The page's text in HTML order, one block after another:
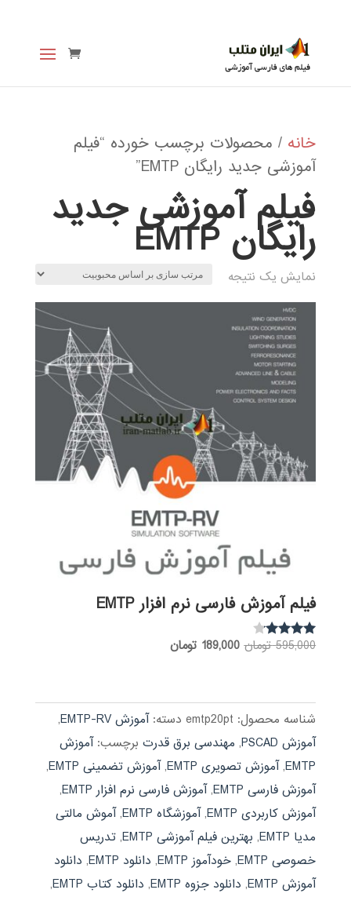
خانه / محصولات برچسب خورده “فیلم
آموزشی جدید رایگان EMTP”
فیلم آموزشی جدید
رایگان EMTP
نمایش یک نتیجه
فیلم آموزش فارسی نرم افزار EMTP
نمره
595,000 تومان قیمت
بود.
189,000 تومانقیمت
شناسه محصول: emtp20pt دسته:آموزش EMTP-RV
,
آموزش PSCAD
, مهندسی برق قدرت برچسب:آموزش
EMTP
,آموزش تصویری EMTP ,آموزش تضمینی EMTP
,
آموزش فارسی EMTP
,آموزش فارسی نرم افزار EMTP
,
آموزش کاربردی EMTP
,آموزشگاه EMTP ,آموش مالتی
مدیا EMTP
, بهترین فیلم آموزشی EMTP , تدریس
خصوصی EMTP
, خودآموز EMTP , دانلود EMTP , دانلود
آموزش EMTP
, دانلود جزوه EMTP , دانلود کتاب EMTP
,